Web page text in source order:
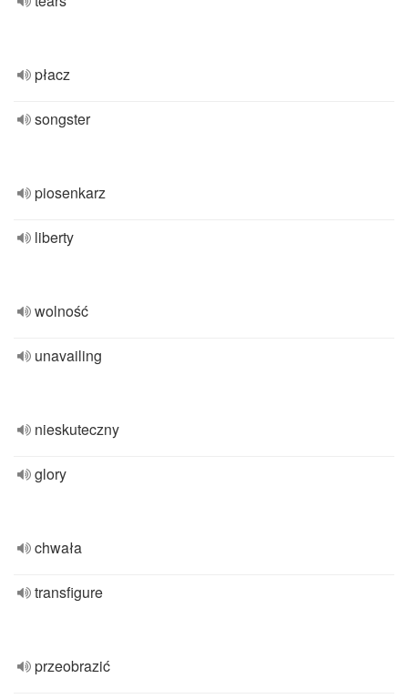
płacz
songster
piosenkarz
liberty
wolność
unavailing
nieskuteczny
glory
chwała
transfigure
przeobrazić